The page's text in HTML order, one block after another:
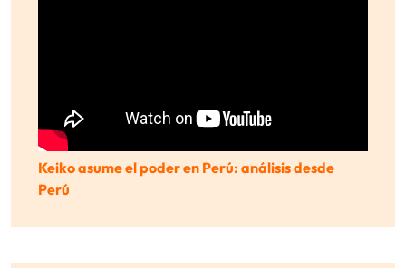
Keiko asume el poder en Perú: análisis desde
Perú